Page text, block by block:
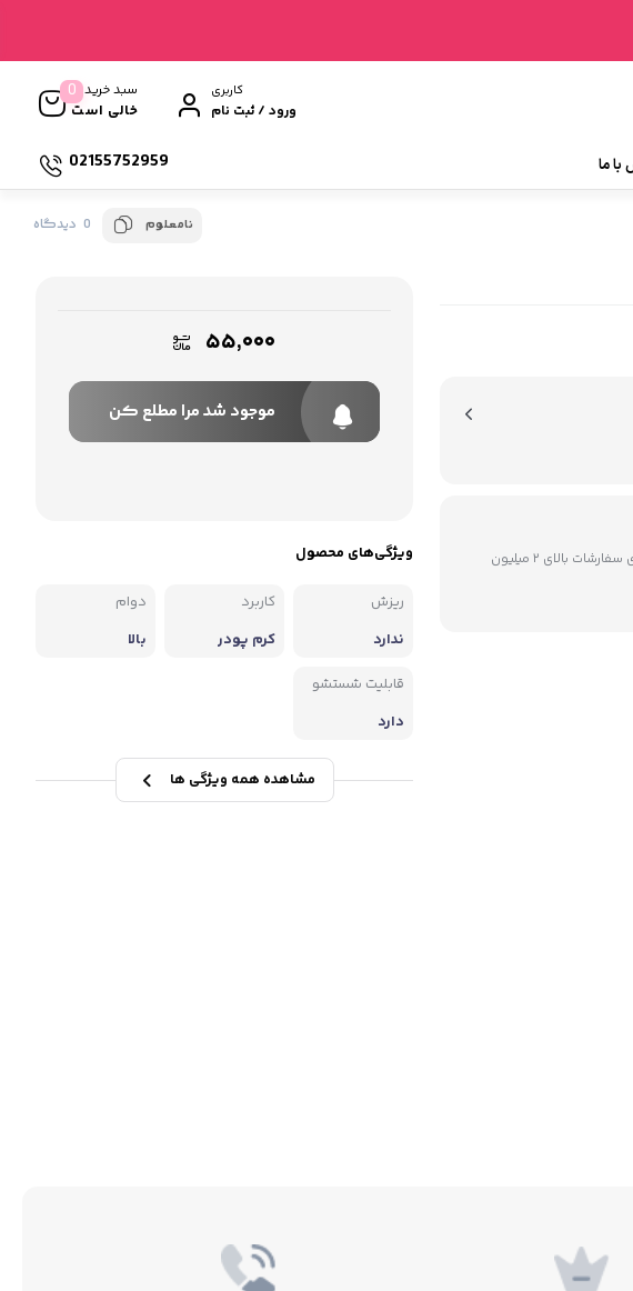
کاربری
ورود / ثبت نام
سبد خرید
خالی است
0
ما 02155752959
نامعلوم 0 دیدگاه
ارسال رایگان برای سفارشات بالای ۲ میلیون
۵۵,۰۰۰
موجود شد مرا مطلع کن
ویژگی‌های محصول
ریزش
ندارد
کاربرد
کرم پودر
دوام
بالا
قابلیت شستشو
دارد
مشاهده همه ویژگی ها